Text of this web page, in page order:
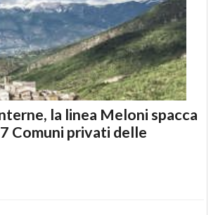
la linea Meloni spacca
Comuni privati delle